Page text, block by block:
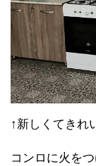
↑新しくてきれ
コンロに火を